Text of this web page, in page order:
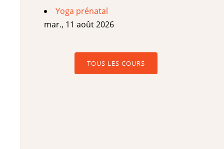
Yoga prénatal
mar., 11 août 2026
TOUS LES COURS